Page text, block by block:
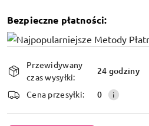
Bezpieczne płatności:
Dostępność
i
dostawa
Przewidywany
czas wysyłki:
24 godziny
Cena przesyłki: 0